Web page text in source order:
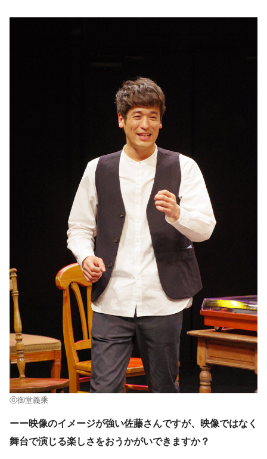
ⓒ御堂義乘
ーー映像のイメージが強い佐藤さんですが、映像ではなく
舞台で演じる楽しさをおうかがいできますか？